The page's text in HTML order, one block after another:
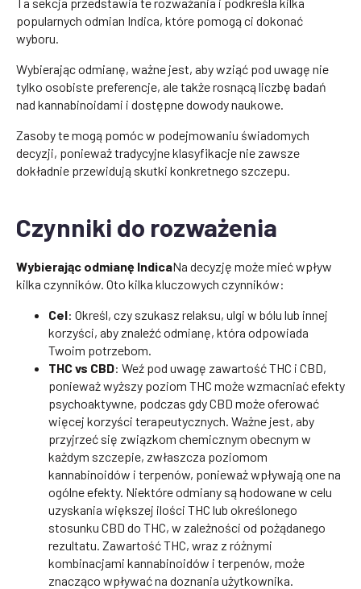
popularnych odmian Indica, które pomogą ci dokonać
wyboru.
Wybierając odmianę, ważne jest, aby wziąć pod uwagę nie
tylko osobiste preferencje, ale także rosnącą liczbę badań
nad kannabinoidami i dostępne dowody naukowe.
Zasoby te mogą pomóc w podejmowaniu świadomych
decyzji, ponieważ tradycyjne klasyfikacje nie zawsze
dokładnie przewidują skutki konkretnego szczepu.
Czynniki do rozważenia
Wybierając odmianę IndicaNa decyzję może mieć wpływ
kilka czynników. Oto kilka kluczowych czynników:
Cel: Określ, czy szukasz relaksu, ulgi w bólu lub innej
korzyści, aby znaleźć odmianę, która odpowiada
Twoim potrzebom.
THC vs CBD: Weź pod uwagę zawartość THC i CBD,
ponieważ wyższy poziom THC może wzmacniać efekty
psychoaktywne, podczas gdy CBD może oferować
więcej korzyści terapeutycznych. Ważne jest, aby
przyjrzeć się związkom chemicznym obecnym w
każdym szczepie, zwłaszcza poziomom
kannabinoidów i terpenów, ponieważ wpływają one na
ogólne efekty. Niektóre odmiany są hodowane w celu
uzyskania większej ilości THC lub określonego
stosunku CBD do THC, w zależności od pożądanego
rezultatu. Zawartość THC, wraz z różnymi
kombinacjami kannabinoidów i terpenów, może
znacząco wpływać na doznania użytkownika.